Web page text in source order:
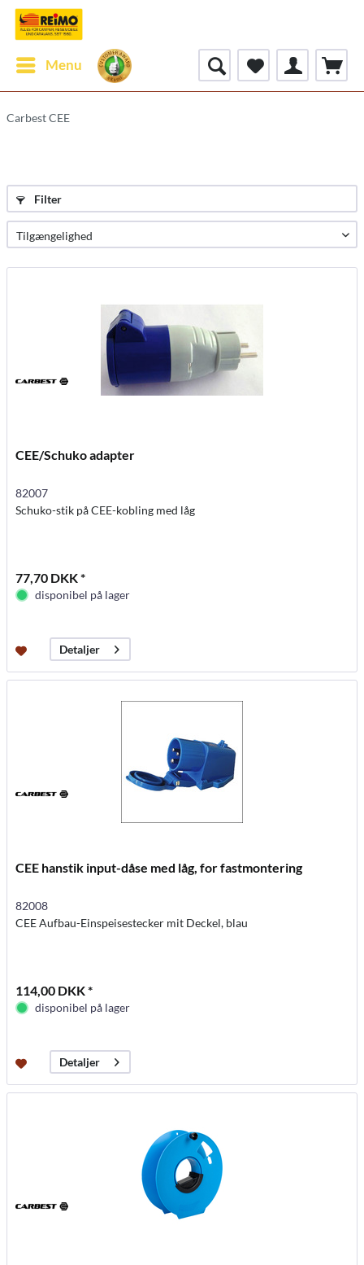
Menu
Carbest CEE
Filter
CEE/Schuko adapter
82007
Schuko-stik på CEE-kobling med låg
77,70 DKK *
disponibel på lager
Detaljer
CEE hanstik input-dåse med låg, for fastmontering
82008
CEE Aufbau-Einspeisestecker mit Deckel, blau
114,00 DKK *
disponibel på lager
Detaljer